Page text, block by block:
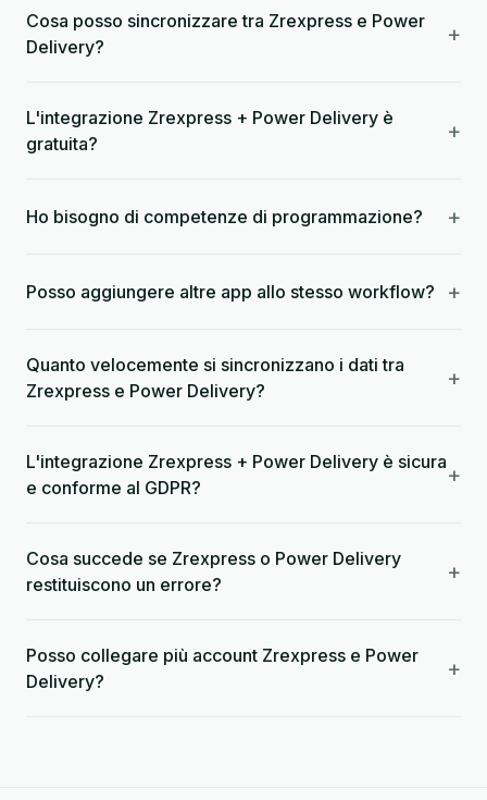
Cosa posso sincronizzare tra Zrexpress e Power
Delivery?
+
L'integrazione Zrexpress + Power Delivery è
gratuita?
+
Ho bisogno di competenze di programmazione? +
Posso aggiungere altre app allo stesso workflow? +
Quanto velocemente si sincronizzano i dati tra
Zrexpress e Power Delivery?
+
L'integrazione Zrexpress + Power Delivery è sicura
e conforme al GDPR?
+
Cosa succede se Zrexpress o Power Delivery
restituiscono un errore?
+
Posso collegare più account Zrexpress e Power
Delivery?
+